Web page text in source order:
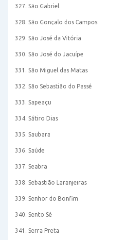
327. São Gabriel
328. São Gonçalo dos Campos
329. São José da Vitória
330. São José do Jacuípe
331. São Miguel das Matas
332. São Sebastião do Passé
333. Sapeaçu
334. Sátiro Dias
335. Saubara
336. Saúde
337. Seabra
338. Sebastião Laranjeiras
339. Senhor do Bonfim
340. Sento Sé
341. Serra Preta